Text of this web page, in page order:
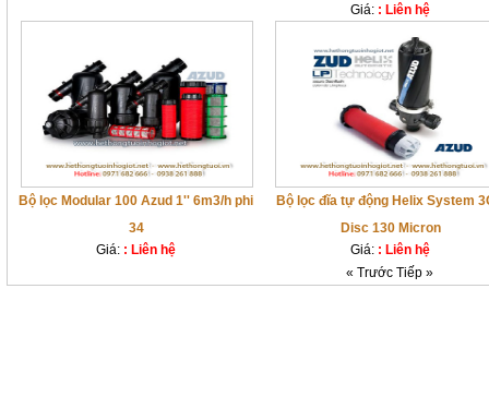
Giá: : Liên hệ
Bộ lọc Modular 100 Azud 1'' 6m3/h phi
34
Giá: : Liên hệ
Bộ lọc đĩa tự động Helix System
Disc 130 Micron
Giá: : Liên hệ
« TrướcTiếp »